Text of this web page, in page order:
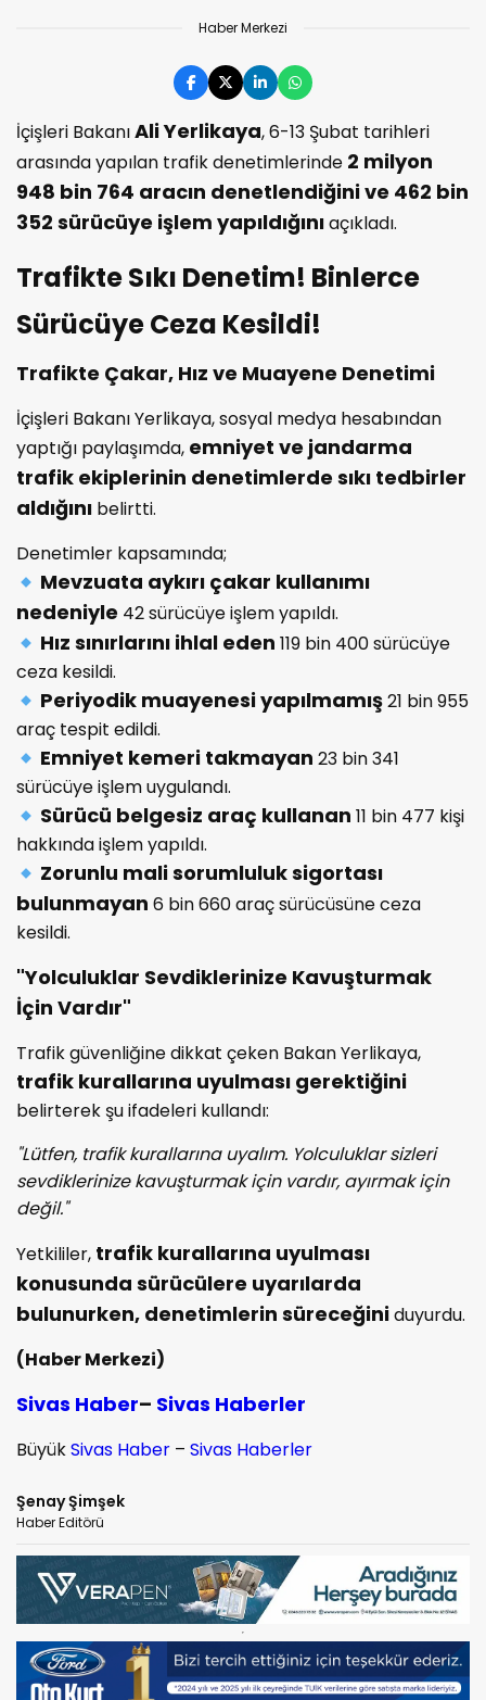
Haber Merkezi
İçişleri BakanıAli Yerlikaya, 6-13 Şubat tarihleri
arasında yapılan trafik denetimlerinde 2 milyon
948 bin 764 aracın denetlendiğini ve 462 bin
352 sürücüye işlem yapıldığınıaçıkladı.
Trafikte Sıkı Denetim! Binlerce
Sürücüye Ceza Kesildi!
Trafikte Çakar, Hız ve Muayene Denetimi
İçişleri Bakanı Yerlikaya, sosyal medya hesabından
yaptığı paylaşımda, emniyet ve jandarma
trafik ekiplerinin denetimlerde sıkı tedbirler
aldığını belirtti.
Denetimler kapsamında;
Mevzuata aykırı çakar kullanımı
nedeniyle 42 sürücüye işlem yapıldı.
Hız sınırlarını ihlal eden 119 bin 400 sürücüye
ceza kesildi.
Periyodik muayenesi yapılmamış21 bin 955
araç tespit edildi.
Emniyet kemeri takmayan 23 bin 341
sürücüye işlem uygulandı.
Sürücü belgesiz araç kullanan 11 bin 477 kişi
hakkında işlem yapıldı.
Zorunlu mali sorumluluk sigortası
bulunmayan 6 bin 660 araç sürücüsüne ceza
kesildi.
"Yolculuklar Sevdiklerinize Kavuşturmak
İçin Vardır"
Trafik güvenliğine dikkat çeken Bakan Yerlikaya,
trafik kurallarına uyulması gerektiğini
belirterek şu ifadeleri kullandı:
"Lütfen, trafik kurallarına uyalım. Yolculuklar sizleri
sevdiklerinize kavuşturmak için vardır, ayırmak için
değil."
Yetkililer, trafik kurallarına uyulması
konusunda sürücülere uyarılarda
bulunurken, denetimlerin süreceğiniduyurdu.
(Haber Merkezi)
Sivas Haber– Sivas Haberler
BüyükSivas Haber – Sivas Haberler
Şenay Şimşek
Haber Editörü